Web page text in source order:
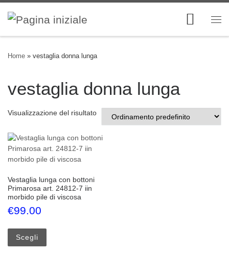
Skip to content
Home » vestaglia donna lunga
vestaglia donna lunga
Visualizzazione del risultato
Vestaglia lunga con bottoni
Primarosa art. 24812-7 iin
morbido pile di viscosa
€99.00
Scegli